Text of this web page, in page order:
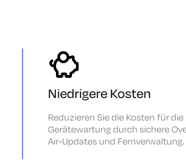
Niedrigere Kosten
Reduzieren Sie die Kosten für die
Gerätewartung durch sichere
Air-Updates und Fernverwaltung.